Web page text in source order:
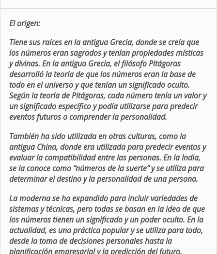
El origen:
Tiene sus raíces en la antigua Grecia, donde se creía que
los números eran sagrados y tenían propiedades místicas
y divinas. En la antigua Grecia, el filósofo Pitágoras
desarrolló la teoría de que los números eran la base de
todo en el universo y que tenían un significado oculto.
Según la teoría de Pitágoras, cada número tenía un valor y
un significado específico y podía utilizarse para predecir
eventos futuros o comprender la personalidad.
También ha sido utilizada en otras culturas, como la
antigua China, donde era utilizada para predecir eventos y
evaluar la compatibilidad entre las personas. En la India,
se la conoce como “números de la suerte” y se utiliza para
determinar el destino y la personalidad de una persona.
La moderna se ha expandido para incluir variedades de
sistemas y técnicas, pero todas se basan en la idea de que
los números tienen un significado y un poder oculto. En la
actualidad, es una práctica popular y se utiliza para todo,
desde la toma de decisiones personales hasta la
planificación empresarial y la predicción del futuro.